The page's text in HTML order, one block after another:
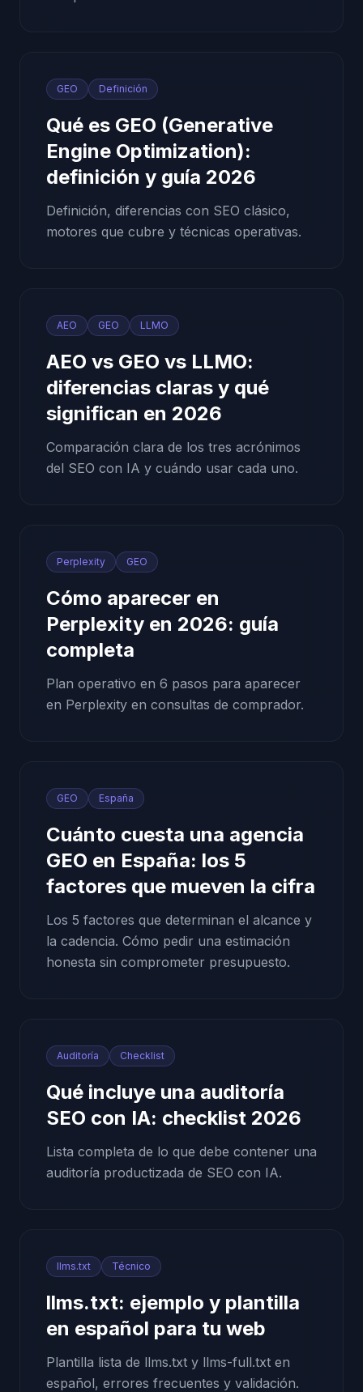
GEO Definición
Qué es GEO (Generative
Engine Optimization):
definición y guía 2026
Definición, diferencias con SEO clásico,
motores que cubre y técnicas operativas.
AEO GEO LLMO
AEO vs GEO vs LLMO:
diferencias claras y qué
significan en 2026
Comparación clara de los tres acrónimos
del SEO con IA y cuándo usar cada uno.
Perplexity GEO
Cómo aparecer en
Perplexity en 2026: guía
completa
Plan operativo en 6 pasos para aparecer
en Perplexity en consultas de comprador.
GEO España
Cuánto cuesta una agencia
GEO en España: los 5
factores que mueven la cifra
Los 5 factores que determinan el alcance y
la cadencia. Cómo pedir una estimación
honesta sin comprometer presupuesto.
Auditoría Checklist
Qué incluye una auditoría
SEO con IA: checklist 2026
Lista completa de lo que debe contener una
auditoría productizada de SEO con IA.
llms.txt Técnico
llms.txt: ejemplo y plantilla
en español para tu web
Plantilla lista de llms.txt y llms-full.txt en
español, errores frecuentes y validación.